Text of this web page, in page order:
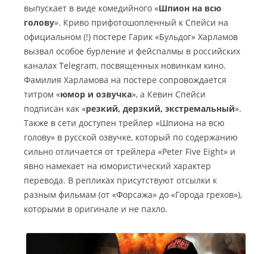
выпускает в виде комедийного «Шпион на всю
голову». Криво прифотошопленный к Спейси на
официальном (!) постере Гарик «Бульдог» Харламов
вызвал особое бурление и фейспалмы в российских
каналах Telegram, посвященных новинкам кино.
Фамилия Харламова на постере сопровождается
титром «юмор и озвучка», а Кевин Спейси
подписан как «резкий, дерзкий, экстремальный».
Также в сети доступен трейлер «Шпиона на всю
голову» в русской озвучке, который по содержанию
сильно отличается от трейлера «Peter Five Eight» и
явно намекает на юмористический характер
перевода. В репликах присутствуют отсылки к
разным фильмам (от «Форсажа» до «Города грехов»),
которыми в оригинале и не пахло.